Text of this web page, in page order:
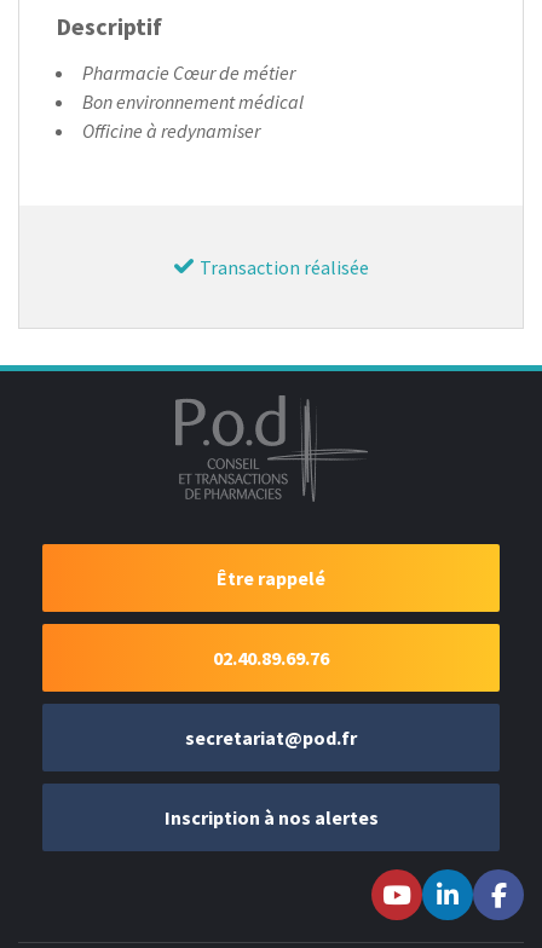
Descriptif
Pharmacie Cœur de métier
Bon environnement médical
Officine à redynamiser
Transaction réalisée
Être rappelé
02.40.89.69.76
secretariat@pod.fr
Inscription à nos alertes